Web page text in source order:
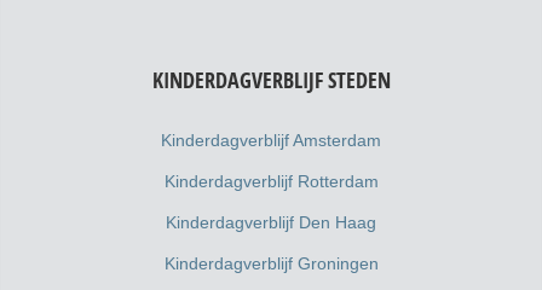
KINDERDAGVERBLIJF STEDEN
Kinderdagverblijf Amsterdam
Kinderdagverblijf Rotterdam
Kinderdagverblijf Den Haag
Kinderdagverblijf Groningen